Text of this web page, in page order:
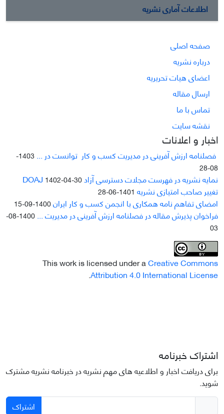
اطلاعات آماری نشریه
صفحه اصلی
درباره نشریه
اعضای هیات تحریریه
ارسال مقاله
تماس با ما
نقشه سایت
اخبار و اعلانات
فصلنامه ارزش آفرینی در مدیریت کسب و کار توانست در ...
1403-
08-28
نمایه نشریه در فهرست مجلات دسترسی آزاد DOAJ1402-04-30
تغییر صاحب امتیازی نشریه 1401-06-28
امضای تفاهم نامه همکاری با انجمن کسب و کار ایران1400-09-15
فراخوان پذیرش مقاله در فصلنامه ارزش آفرینی در مدیریت ...
1400-08-
03
This work is licensed under aCreative Commons
Attribution 4.0 International License
.
اشتراک خبرنامه
برای دریافت اخبار و اطلاعیه های مهم نشریه در خبرنامه نشریه مشترک
شوید.
اشتراک